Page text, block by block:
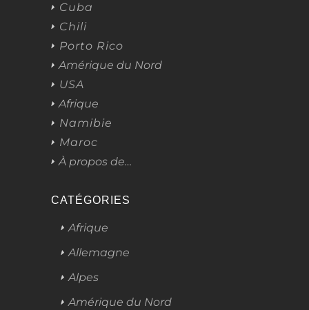
Cuba
Chili
Porto Rico
Amérique du Nord
USA
Afrique
Namibie
Maroc
À propos de…
CATÉGORIES
Afrique
Allemagne
Alpes
Amérique du Nord